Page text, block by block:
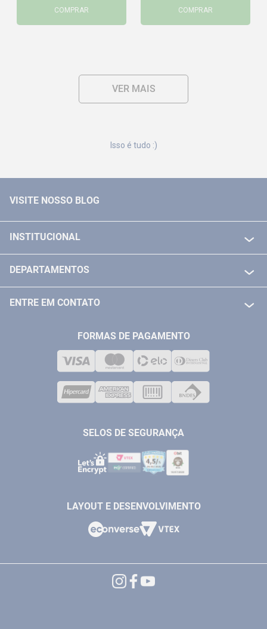
COMPRAR COMPRAR
Isso é tudo :)
VISITE NOSSO BLOG
INSTITUCIONAL
POLITICA DE TROCA E DEVOLUÇÃO
DEPARTAMENTOS
COMPRESSORES
ENTRE EM CONTATO
VENDAS ONLINE@ANTFERRAMENTAS.COM.BR
SAC@ANTFERRAMENTAS.COM.BR
FORMAS DE PAGAMENTO
SELOS DE SEGURANÇA
LAYOUT E DESENVOLVIMENTO